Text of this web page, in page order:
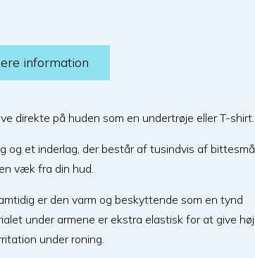
information
direkte på huden som en undertrøje eller T-shirt.
og et inderlag, der består af tusindvis af bittesmå
væk fra din hud.
er den varm og beskyttende som en tynd
under armene er ekstra elastisk for at give høj
under roning.